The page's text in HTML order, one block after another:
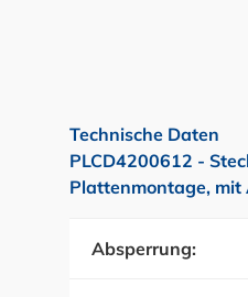
Technische Daten
PLCD4200612 -
Plattenmontage, mit
Absperrung: